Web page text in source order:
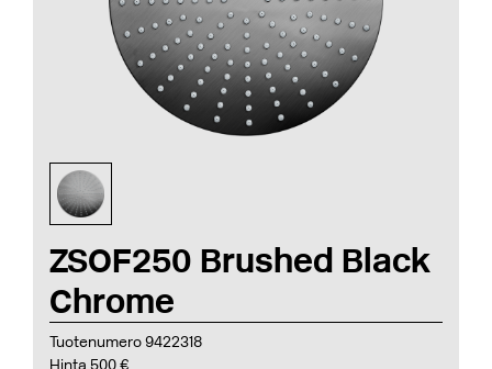
ZSOF250 Brushed Black
Chrome
Tuotenumero 9422318
Hinta 500 €